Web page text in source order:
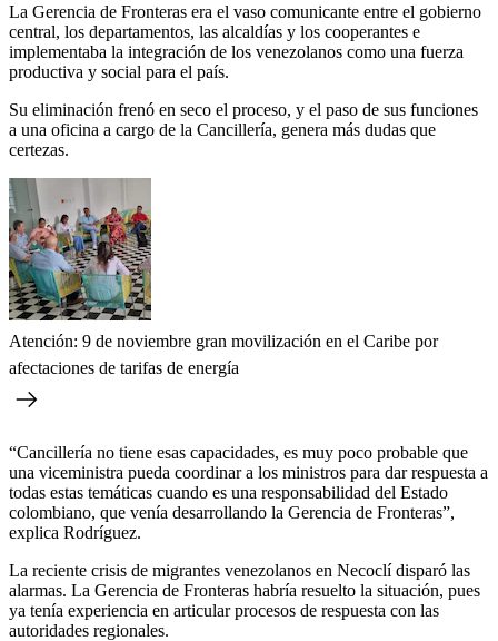
La Gerencia de Fronteras era el vaso comunicante entre el gobierno
central, los departamentos, las alcaldías y los cooperantes e
implementaba la integración de los venezolanos como una fuerza
productiva y social para el país.
Su eliminación frenó en seco el proceso, y el paso de sus funciones
a una oficina a cargo de la Cancillería, genera más dudas que
certezas.
Atención: 9 de noviembre gran movilización en el Caribe por
afectaciones de tarifas de energía
“Cancillería no tiene esas capacidades, es muy poco probable que
una viceministra pueda coordinar a los ministros para dar respuesta a
todas estas temáticas cuando es una responsabilidad del Estado
colombiano, que venía desarrollando la Gerencia de Fronteras”,
explica Rodríguez.
La reciente crisis de migrantes venezolanos en Necoclí disparó las
alarmas. La Gerencia de Fronteras habría resuelto la situación, pues
ya tenía experiencia en articular procesos de respuesta con las
autoridades regionales.